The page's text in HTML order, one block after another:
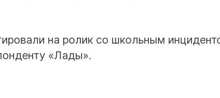
на ролик со школьным
«Лады».